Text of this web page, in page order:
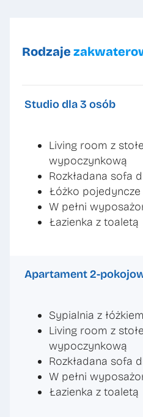
Rodzaje
Studio dla 3 osób
Living room z
wypoczynkową
Rozkładana sofa
Łóżko
W pełni
Łazienka z toaletą
Apartament 2-
Sypialnia z
Living room z
wypoczynkową
Rozkładana sofa
W pełni
Łazienka z toaletą